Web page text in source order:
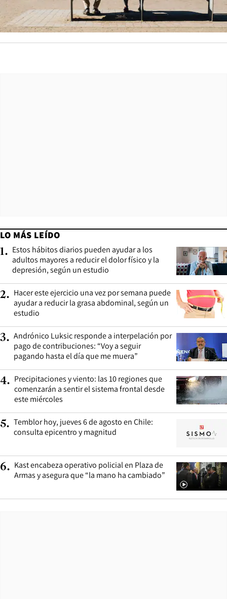
LO MÁS LEÍDO
1. Estos hábitos diarios pueden ayudar a los
adultos mayores a reducir el dolor físico y la
depresión, según un estudio
2. Hacer este ejercicio una vez por semana puede
ayudar a reducir la grasa abdominal, según un
estudio
3. Andrónico Luksic responde a interpelación por
pago de contribuciones: “Voy a seguir
pagando hasta el día que me muera”
4. Precipitaciones y viento: las 10 regiones que
comenzarán a sentir el sistema frontal desde
este miércoles
5. Temblor hoy, jueves 6 de agosto en Chile:
consulta epicentro y magnitud
6. Kast encabeza operativo policial en Plaza de
Armas y asegura que “la mano ha cambiado”